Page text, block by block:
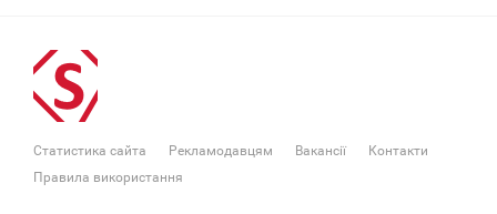
Статистика сайта Рекламодавцям Вакансії
Контакти
Правила використання